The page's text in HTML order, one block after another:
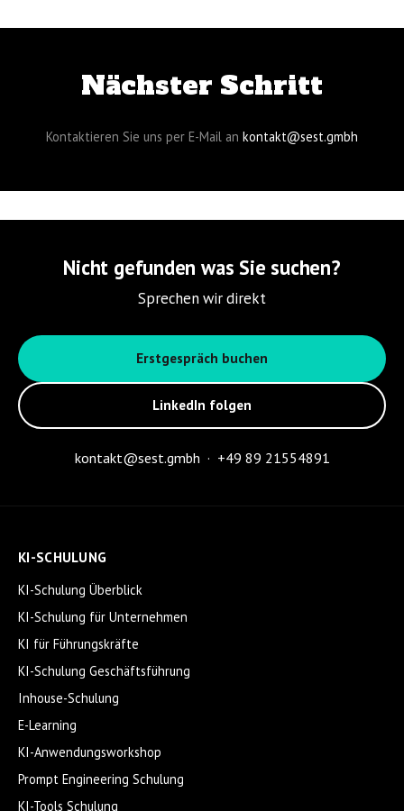
Nächster Schritt
Kontaktieren Sie uns per E-Mail an kontakt@sest.gmbh
Nicht gefunden was Sie suchen?
Sprechen wir direkt
Erstgespräch buchen
LinkedIn folgen
kontakt@sest.gmbh · +49 89 21554891
KI-SCHULUNG
KI-Schulung Überblick
KI-Schulung für Unternehmen
KI für Führungskräfte
KI-Schulung Geschäftsführung
Inhouse-Schulung
E-Learning
KI-Anwendungsworkshop
Prompt Engineering Schulung
KI-Tools Schulung